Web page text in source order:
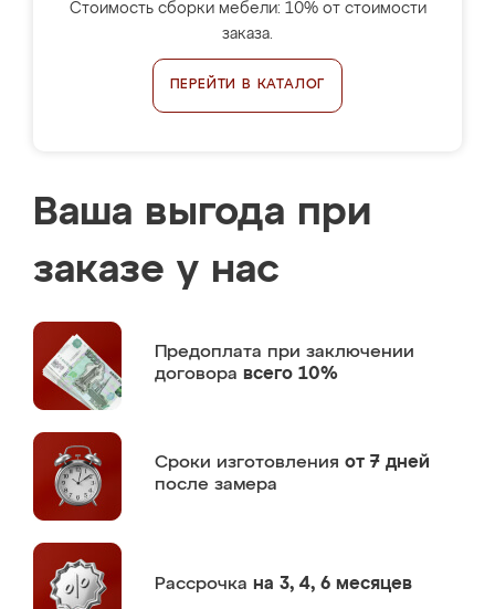
Стоимость сборки мебели: 10% от стоимости
заказа.
ПЕРЕЙТИ В КАТАЛОГ
Ваша выгода при
заказе у нас
Предоплата при заключении
договора всего 10%
Сроки изготовления от 7 дней
после замера
Рассрочка на 3, 4, 6 месяцев